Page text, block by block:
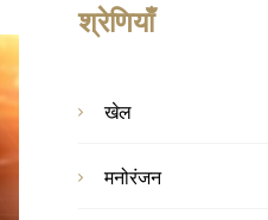
श्रेणियाँ
खेल
मनोरंजन